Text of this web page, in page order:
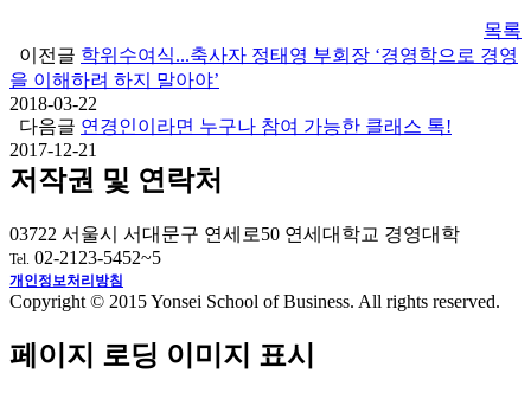
목록
이전글 학위수여식...축사자 정태영 부회장 ‘경영학으로 경영
을 이해하려 하지 말아야’
2018-03-22
다음글 연경인이라면 누구나 참여 가능한 클래스 톡!
2017-12-21
저작권 및 연락처
03722 서울시 서대문구 연세로50 연세대학교 경영대학
Tel. 02-2123-5452~5
개인정보처리방침
Copyright © 2015 Yonsei School of Business. All rights reserved.
페이지 로딩 이미지 표시